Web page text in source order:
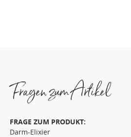
Fragen zum Artikel
FRAGE ZUM PRODUKT:
Darm-Elixier